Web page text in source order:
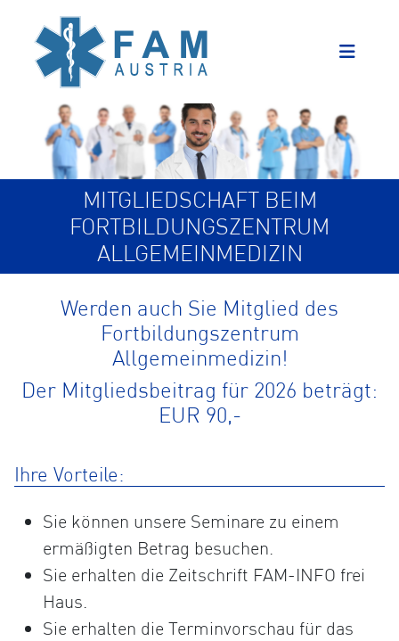
MITGLIEDSCHAFT BEIM
FORTBILDUNGSZENTRUM
ALLGEMEINMEDIZIN
Werden auch Sie Mitglied des
Fortbildungszentrum
Allgemeinmedizin!
Der Mitgliedsbeitrag für 2026 beträgt:
EUR 90,-
Ihre Vorteile:
Sie können unsere Seminare zu einem
ermäßigten Betrag besuchen.
Sie erhalten die Zeitschrift FAM-INFO frei
Haus.
Sie erhalten die Terminvorschau für das